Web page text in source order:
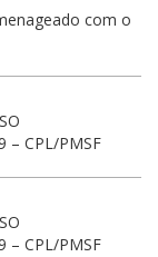
com o
– CPL/PMSF
– CPL/PMSF